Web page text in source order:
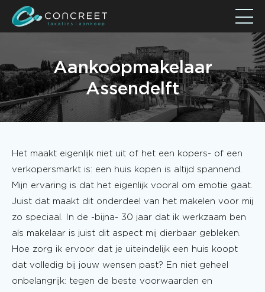
Skip
content
Diensten
Taxaties
Aankoopmakelaar
Over mij
Nieuws
Beoordelingen
Contact
Aankoopmakelaar
Assendelft
Het maakt eigenlijk niet uit of het een kopers- of een
verkopersmarkt is: een huis kopen is altijd spannend.
Mijn ervaring is dat het eigenlijk vooral om emotie gaat.
Juist dat maakt dit onderdeel van het makelen voor mij
zo speciaal. In de -bijna- 30 jaar dat ik werkzaam ben
als makelaar is juist dit aspect mij dierbaar gebleken.
Hoe zorg ik ervoor dat je uiteindelijk een huis koopt
dat volledig bij jouw wensen past? En niet geheel
onbelangrijk: tegen de beste voorwaarden en